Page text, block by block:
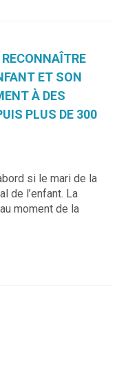
ET SON
À DES
PLUS DE 300
si le mari de la
de l’enfant. La
moment de la